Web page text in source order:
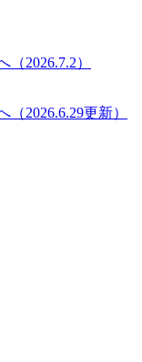
2026.7.2）
2026.6.29更新）